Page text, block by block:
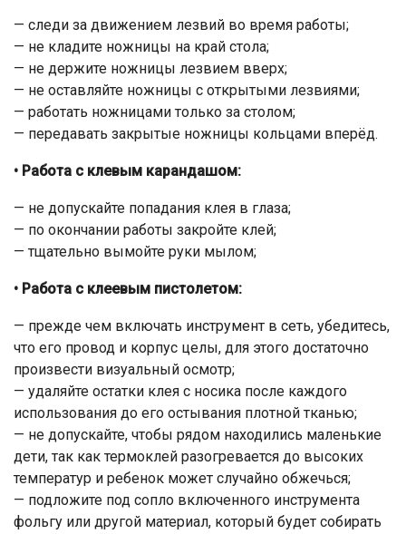
— следи за движением лезвий во время работы;
— не кладите ножницы на край стола;
— не держите ножницы лезвием вверх;
— не оставляйте ножницы с открытыми лезвиями;
— работать ножницами только за столом;
— передавать закрытые ножницы кольцами вперёд.
• Работа с клевым карандашом:
— не допускайте попадания клея в глаза;
— по окончании работы закройте клей;
— тщательно вымойте руки мылом;
• Работа с клеевым пистолетом:
— прежде чем включать инструмент в сеть, убедитесь,
что его провод и корпус целы, для этого достаточно
произвести визуальный осмотр;
— удаляйте остатки клея с носика после каждого
использования до его остывания плотной тканью;
— не допускайте, чтобы рядом находились маленькие
дети, так как термоклей разогревается до высоких
температур и ребенок может случайно обжечься;
— подложите под сопло включенного инструмента
фольгу или другой материал, который будет собирать